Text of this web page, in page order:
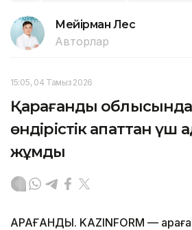
Мейірман Лес
Авторлар
15:05, 04 Тамыз 2026
Қарағанды
өндірістік апаттан үш
жұмды
ҚАРАҒАНДЫ. KAZINFORM —